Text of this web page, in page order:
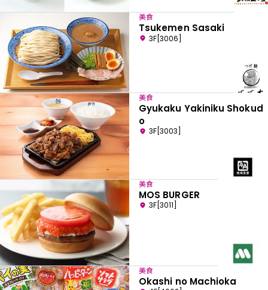
美食
Tsukemen Sasaki
3F[3006]
美食
Gyukaku Yakiniku Shokud
o
3F[3003]
美食
MOS BURGER
3F[3011]
美食
Okashi no Machioka